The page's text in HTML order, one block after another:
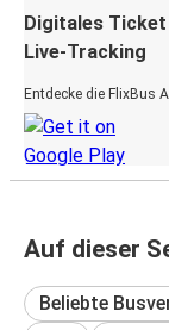
Digitales
Live-Tracking
Entdecke die FlixBus
Auf dieser
Beliebte